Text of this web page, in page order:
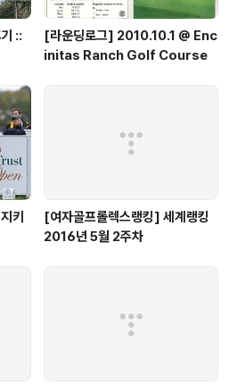
::
[라운딩로그] 2010.10.1 @ Enc
initas Ranch Golf Course
키
[여자골프롤렉스랭킹] 세계랭킹
2016년 5월 2주차